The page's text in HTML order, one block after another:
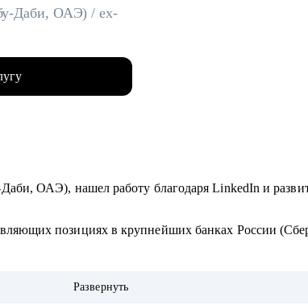
Даби, ОАЭ) / ex-
ОАЭ), нашел работу благодаря LinkedIn и
позициях в крупнейших банках России
по развитию профессионального бренда в
Развернуть